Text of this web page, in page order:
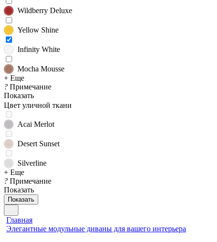
Wildberry Deluxe
Yellow Shine
Infinity White
Mocha Mousse
+ Еще
? Примечание
Показать
Цвет уличной ткани
Acai Merlot
Desert Sunset
Silverline
+ Еще
? Примечание
Показать
Показать
Главная
Элегантные модульные диваны для вашего интерьера